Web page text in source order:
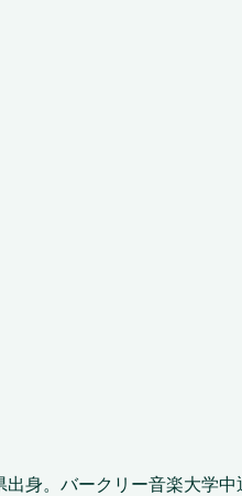
出身。バークリー音楽大学